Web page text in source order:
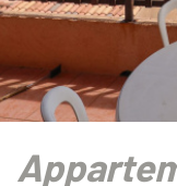
appartement t3, 61m², vue